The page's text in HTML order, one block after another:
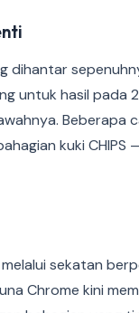
dihantar
untuk hasil pada
kuki
sekatan
Chrome kini